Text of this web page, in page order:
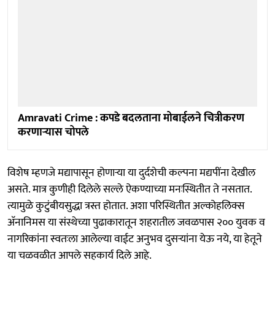
Amravati Crime : कपडे बदलताना मोबाईलने चित्रीकरण
करणाऱ्यास चोपले
विशेष म्हणजे मद्यापासून होणाऱ्या या दुर्दशेची कल्पना मद्यपींना देखील
असते. मात्र कुणीही दिलेले सल्ले ऐकण्याच्या मनःस्थितीत ते नसतात.
त्यामुळे कुटुंबीयसुद्धा त्रस्त होतात. अशा परिस्थितीत अल्कोहलिक्स
अ‍ॅनानिमस या संस्थेच्या पुढाकारातून शहरातील जवळपास २०० युवक व
नागरिकांना स्वतःला आलेल्या वाईट अनुभव दुसऱ्यांना येऊ नये, या हेतूने
या चळवळीत आपले सहकार्य दिले आहे.